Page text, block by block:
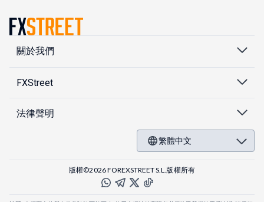
關於我們
FXStreet
法律聲明
繁體中文
版權©2026 FOREXSTREET S.L.版權所有